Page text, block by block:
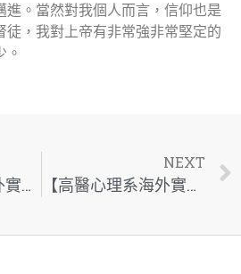
進。當然對我個人而言，信仰也是
徒，我對上帝有非常強非常堅定的
。
【高醫心理系海外實習：正向心理學大師專訪系列】—Dustin Milner 2/2
NEXT
【高醫心理系海外實習：正向心理學大師專訪系列】—序